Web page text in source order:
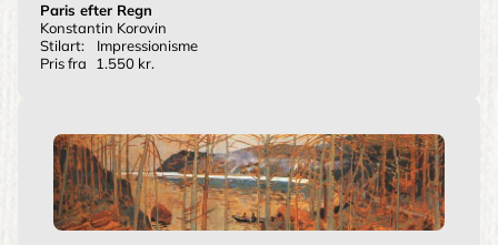
Paris efter Regn
Konstantin Korovin
Stilart:
Impressionisme
Pris fra
1.550 kr.